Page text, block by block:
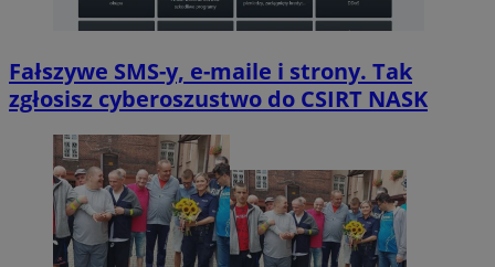
Fałszywe SMS-y, e-maile i strony. Tak
zgłosisz cyberoszustwo do CSIRT NASK